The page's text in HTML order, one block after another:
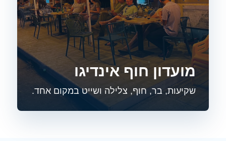
מועדון חוף אינדיגו
שקיעות, בר, חוף, צלילה ושייט במקום אחד.